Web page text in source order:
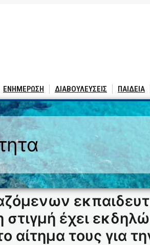
ΕΝΗΜΕΡΩΣΗ ΔΙΑΒΟΥΛΕΥΣΕΙΣ ΠΑΙΔΕΙΑ
έχει
αίτημα τους για